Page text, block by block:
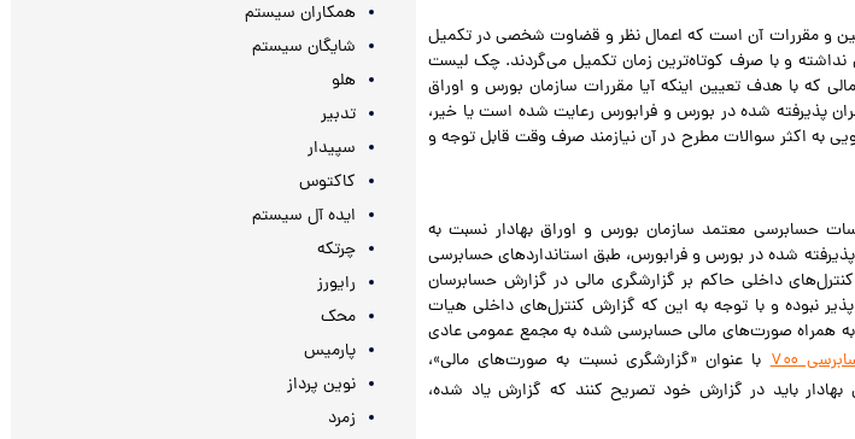
و مقررات آن است که اعمال نظر و قضاوت شخصی در تکمیل
نداشته و با صرف کوتاه‌ترین زمان تکمیل می‌گردند. چک لیست
که با هدف تعیین اینکه آیا مقررات سازمان بورس و اوراق
پذیرفته شده در بورس و فرابورس رعایت شده است یا خیر،
به اکثر سوالات مطرح در آن نیازمند صرف وقت قابل توجه و
حسابرسی معتمد سازمان بورس و اوراق بهادار نسبت به
شده در بورس و فرابورس، طبق استانداردهای حسابرسی
داخلی حاکم بر گزارشگری مالی در گزارش حسابرسان
نبوده و با توجه به این که گزارش کنترل‌های داخلی هیات
همراه صورت‌های مالی حسابرسی شده به مجمع عمومی عادی
۷۰۰
با عنوان «گزارشگری نسبت به صورت‌های مالی»،
باید در گزارش خود تصریح کنند که گزارش یاد شده،
همکاران سیستم
شایگان سیستم
هلو
تدبیر
سپیدار
کاکتوس
ایده آل سیستم
چرتکه
رایورز
محک
پارمیس
نوین پرداز
زمرد